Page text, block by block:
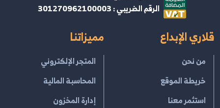
الرقم الضريبي : 301270962100003
قلاري الإبداع
من نحن
خريطة الموقع
استثمر معنا
مميزاتنا
المتجر الإلكتروني
المحاسبة المالية
إدارة المخزون